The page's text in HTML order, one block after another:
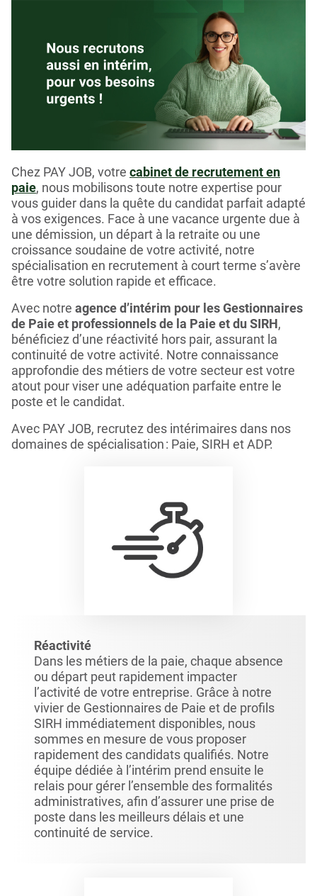
Chez PAY JOB, votre cabinet de recrutement en
paie, nous mobilisons toute notre expertise pour
vous guider dans la quête du candidat parfait adapté
à vos exigences. Face à une vacance urgente due à
une démission, un départ à la retraite ou une
croissance soudaine de votre activité, notre
spécialisation en recrutement à court terme s’avère
être votre solution rapide et efficace.
Avec notre agence d’intérim pour les Gestionnaires
de Paie et professionnels de la Paie et du SIRH,
bénéficiez d’une réactivité hors pair, assurant la
continuité de votre activité. Notre connaissance
approfondie des métiers de votre secteur est votre
atout pour viser une adéquation parfaite entre le
poste et le candidat.
Avec PAY JOB, recrutez des intérimaires dans nos
domaines de spécialisation : Paie, SIRH et ADP.
Réactivité
Dans les métiers de la paie, chaque absence
ou départ peut rapidement impacter
l’activité de votre entreprise. Grâce à notre
vivier de Gestionnaires de Paie et de profils
SIRH immédiatement disponibles, nous
sommes en mesure de vous proposer
rapidement des candidats qualifiés. Notre
équipe dédiée à l’intérim prend ensuite le
relais pour gérer l’ensemble des formalités
administratives, afin d’assurer une prise de
poste dans les meilleurs délais et une
continuité de service.